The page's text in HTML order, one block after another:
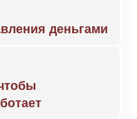
деньгами